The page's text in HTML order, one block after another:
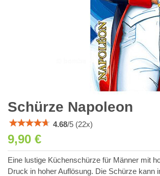
Schürze Napoleon
4.68/5 (22x)
9,90 €
Eine lustige Küchenschürze für Männer mit
Druck in hoher Auflösung. Die Schürze kann